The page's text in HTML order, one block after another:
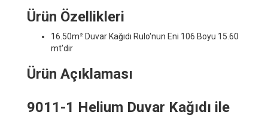
Ürün Özellikleri
16.50m² Duvar Kağıdı Rulo'nun Eni 106 Boyu 15.60
mt'dir
Ürün Açıklaması
9011-1 Helium Duvar Kağıdı ile